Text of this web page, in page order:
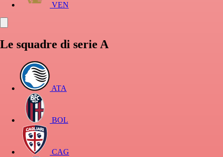
VEN
Le squadre di serie A
ATA
BOL
CAG